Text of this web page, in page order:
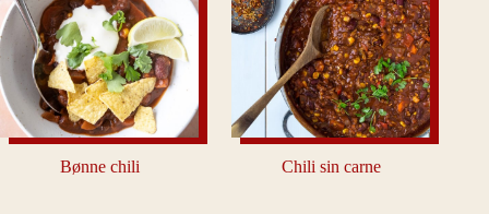
Bønne chili Chili sin carne